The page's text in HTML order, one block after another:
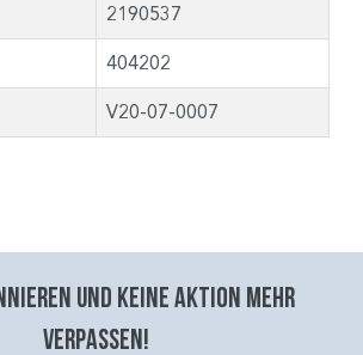
2190537
404202
V20-07-0007
und keine aktion mehr
verpassen!